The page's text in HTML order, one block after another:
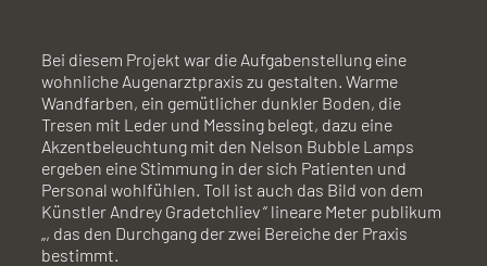
Bei diesem Projekt war die Aufgabenstellung eine
wohnliche Augenarztpraxis zu gestalten. Warme
Wandfarben, ein gemütlicher dunkler Boden, die
Tresen mit Leder und Messing belegt, dazu eine
Akzentbeleuchtung mit den Nelson Bubble Lamps
ergeben eine Stimmung in der sich Patienten und
Personal wohlfühlen. Toll ist auch das Bild von dem
Künstler Andrey Gradetchliev “ lineare Meter publikum
„, das den Durchgang der zwei Bereiche der Praxis
bestimmt.